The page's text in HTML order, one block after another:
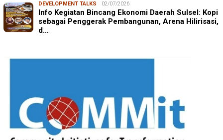
DEVELOPMENT TALKS 02/07/2026
Info Kegiatan Bincang Ekonomi Daerah Sulsel: Kopi
sebagai Penggerak Pembangunan, Arena Hilirisasi,
d…